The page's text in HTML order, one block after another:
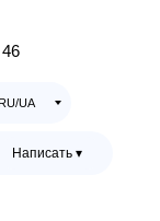
UA
Написать ▾